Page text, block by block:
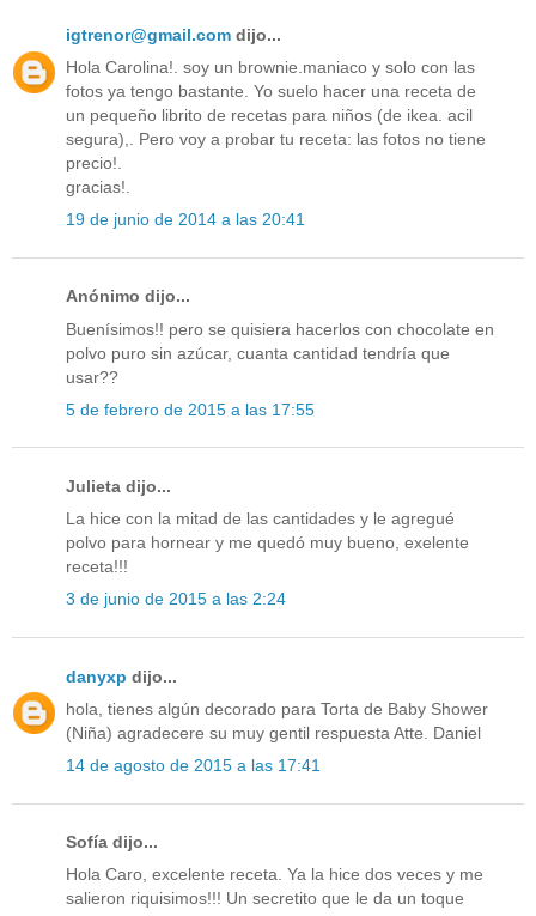
igtrenor@gmail.com dijo...
Hola Carolina!. soy un brownie.maniaco y solo con las
fotos ya tengo bastante. Yo suelo hacer una receta de
un pequeño librito de recetas para niños (de ikea. acil
segura),. Pero voy a probar tu receta: las fotos no tiene
precio!.
gracias!.
19 de junio de 2014 a las 20:41
Anónimo dijo...
Buenísimos!! pero se quisiera hacerlos con chocolate en
polvo puro sin azúcar, cuanta cantidad tendría que
usar??
5 de febrero de 2015 a las 17:55
Julieta dijo...
La hice con la mitad de las cantidades y le agregué
polvo para hornear y me quedó muy bueno, exelente
receta!!!
3 de junio de 2015 a las 2:24
danyxp dijo...
hola, tienes algún decorado para Torta de Baby Shower
(Niña) agradecere su muy gentil respuesta Atte. Daniel
14 de agosto de 2015 a las 17:41
Sofía dijo...
Hola Caro, excelente receta. Ya la hice dos veces y me
salieron riquisimos!!! Un secretito que le da un toque